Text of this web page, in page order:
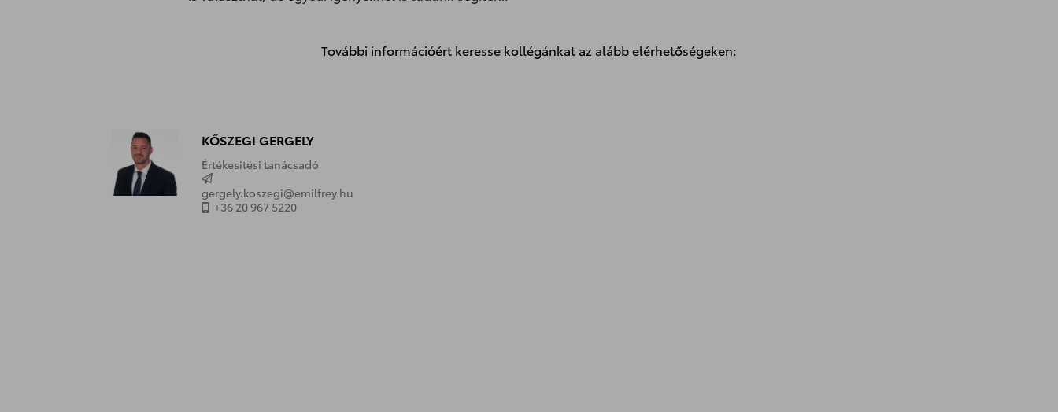
További információért keresse kollégánkat az alább elérhetőségeken:
KŐSZEGI GERGELY
Értékesitési tanácsadó
gergely.koszegi@emilfrey.hu
+36 20 967 5220